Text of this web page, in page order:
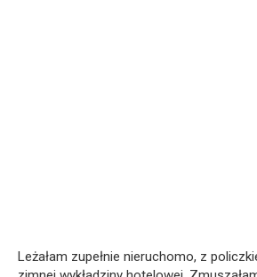
Leżałam zupełnie nieruchomo, z